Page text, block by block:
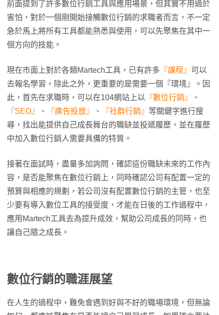
前面提到了許多數位行銷工具與應用場景，但其實不用過於
害怕，對於一個剛開始接觸數位行銷的求職者而言，不一定
急於馬上將所有工具都能熟悉與使用，可以先聚焦在其中一
個方向的技能。
現在市面上對於各類Martech工具，已有許多 『課程』 可以
去報名學習，除此之外，更重要的是需要一個『環境』。因
此，首先在求職時，可以在104網站上以 『數位行銷』
、
『SEO』
、 『廣告投放』 、 『社群行銷』 等關鍵字進行搜
尋，找出能提供自己成長舞台的職缺並投遞履歷，並在履歷
中加入數位行銷人需要具備的特質。
接著在面試時，盡量多加詢問，確認這份職缺未來的工作內
容，是否能聚焦在數位行銷上，同時確認公司有配置一定的
預算與相應的規劃，若公司沒有配置數位行銷的主管，也至
少要有導入數位工具的接受度，才能在日後的工作過程中，
應用Martech工具去為提升成效，幫助公司成長的同時，也
讓自己隨之成長。
數位行銷的職涯展望
在人生的過程中，難免會遇到好與不好的職場環境，但無論